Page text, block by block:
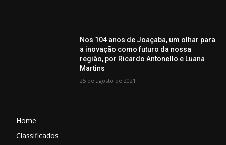
Nos 104 anos de Joaçaba, um olhar para
a inovação como futuro da nossa
região, por Ricardo Antonello e Luana
Martins
25 de agosto de 2021
Home
Classificados